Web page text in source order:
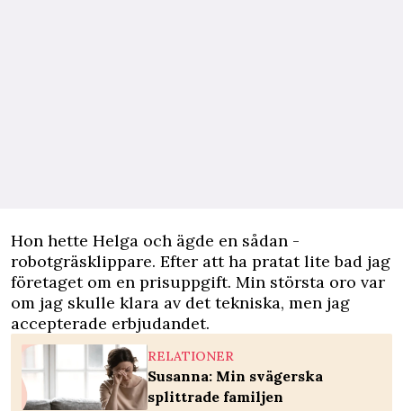
Hon ­hette Helga och ägde en sådan ­
robotgräsklippare. Efter att ha pratat lite bad jag
företaget om en prisuppgift. Min största oro var
om jag skulle klara av det tekniska, men jag
accepterade erbjudandet.
RELATIONER
Susanna: Min svägerska
splittrade familjen